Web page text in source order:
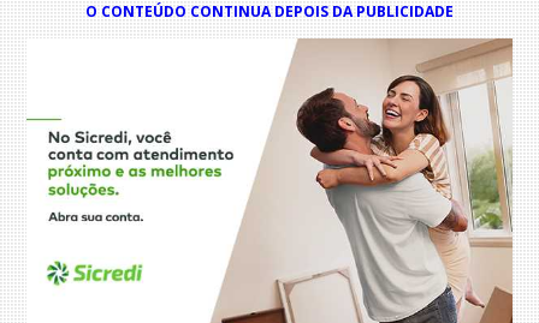
O CONTEÚDO CONTINUA DEPOIS DA PUBLICIDADE